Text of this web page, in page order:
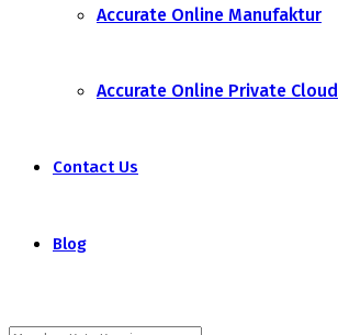
Accurate Online Manufaktur
Accurate Online Private Cloud
Contact Us
Blog